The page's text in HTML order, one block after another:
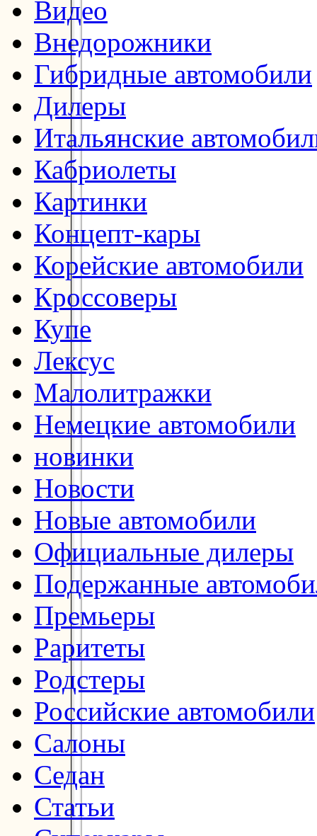
Видео
Внедорожники
Гибридные автомобили
Дилеры
Итальянские
Кабриолеты
Картинки
Концепт-кары
Корейские автомобили
Кроссоверы
Купе
Лексус
Малолитражки
Немецкие автомобили
новинки
Новости
Новые автомобили
Официальные дилеры
Подержанные
Премьеры
Раритеты
Родстеры
Российские автомобили
Салоны
Седан
Статьи